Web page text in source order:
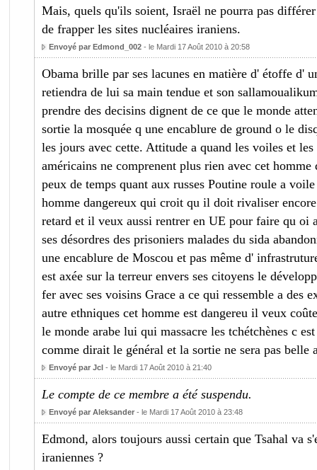
Mais, quels qu'ils soient, Israël ne pourra pas
de frapper les sites nucléaires iraniens.
Envoyé par Edmond_002- le Mardi 17 Août 2010 à 20:58
Obama brille par ses lacunes en matière d' étoffe d'
retiendra de lui sa main tendue et son
prendre des decisins dignent de ce que le monde
sortie la mosquée q une encablure de ground o le
les jours avec cette. Attitude a quand les voiles et les
américains ne comprenent plus rien avec cet homme
peux de temps quant aux russes Poutine roule a
homme dangereux qui croit qu il doit rivaliser
retard et il veux aussi rentrer en UE pour faire qu oi
ses désordres des prisoniers malades du sida
une encablure de Moscou et pas même d'
est axée sur la terreur envers ses citoyens le
fer avec ses voisins Grace a ce qui ressemble a des
autre ethniques cet homme est dangereu il veux
le monde arabe lui qui massacre les tchétchènes c
comme dirait le général et la sortie ne sera pas belle
Envoyé par Jcl- le Mardi 17 Août 2010 à 21:40
Le compte de ce membre a été suspendu.
Envoyé par Aleksander- le Mardi 17 Août 2010 à 23:48
Edmond, alors toujours aussi certain que Tsahal va
iraniennes ?